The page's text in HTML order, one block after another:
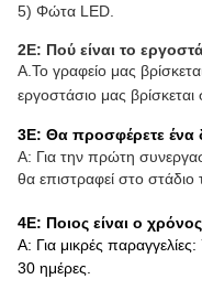
5) Φώτα LED.
2Ε: Πού είναι το
Α. Το γραφείο μας
εργοστάσιο μας
3Ε: Θα προσφέρετε ένα
Α: Για την πρώτη
θα επιστραφεί στο στάδιο
4Ε: Ποιος είναι ο
Α: Για μικρές
30 ημέρες.